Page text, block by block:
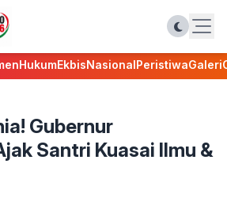
HukumEkbisNasionalPeristiwaGaleri
Gubernur
Santri Kuasai Ilmu &